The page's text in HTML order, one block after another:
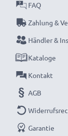
FAQ
Zahlung &
Händler &
Kataloge
Kontakt
AGB
Garantie